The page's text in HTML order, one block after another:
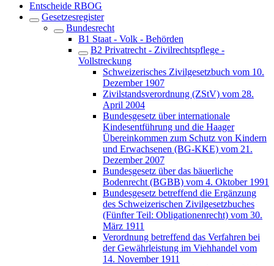
Entscheide RBOG
Gesetzesregister
Bundesrecht
B1 Staat - Volk - Behörden
B2 Privatrecht - Zivilrechtspflege -
Vollstreckung
Schweizerisches Zivilgesetzbuch vom 10.
Dezember 1907
Zivilstandsverordnung (ZStV) vom 28.
April 2004
Bundesgesetz über internationale
Kindesentführung und die Haager
Übereinkommen zum Schutz von Kindern
und Erwachsenen (BG-KKE) vom 21.
Dezember 2007
Bundesgesetz über das bäuerliche
Bodenrecht (BGBB) vom 4. Oktober 1991
Bundesgesetz betreffend die Ergänzung
des Schweizerischen Zivilgesetzbuches
(Fünfter Teil: Obligationenrecht) vom 30.
März 1911
Verordnung betreffend das Verfahren bei
der Gewährleistung im Viehhandel vom
14. November 1911